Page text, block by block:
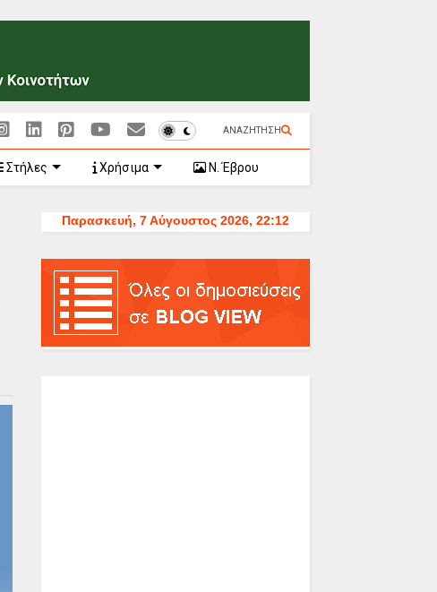
ΑΝΑΖΗΤΗΣΗ
Στήλες Χρήσιμα Ν. Έβρου